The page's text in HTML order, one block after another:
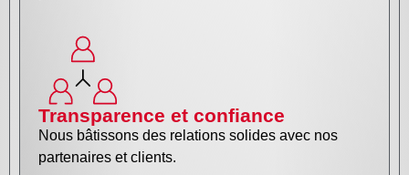
Transparence et confiance
Nous bâtissons des relations solides avec nos
partenaires et clients.